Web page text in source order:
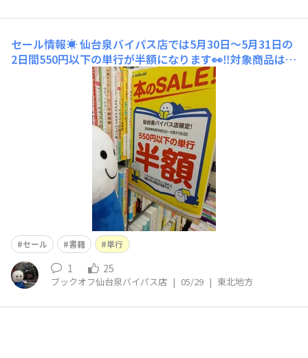
セール情報☀️仙台泉バイパス店では5月30日～5月31日の
2日間550円以下の単行が半額になります👀‼️対象商品は値
札に141 または 41と書かれています。店内、壁にそって
陳列されている商品がメインです🎵一部、雑誌サイズの商
品も対象です🌠セールの詳細に関してはお気軽にお声がけ
セール 書籍 単行
1 25
ブックオフ仙台泉バイパス店 | 05/29 | 東北地方